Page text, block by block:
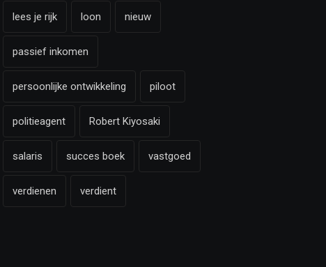
lees je rijk loon nieuw
passief inkomen
persoonlijke ontwikkeling piloot
politieagent Robert Kiyosaki
salaris succes boek vastgoed
verdienen verdient